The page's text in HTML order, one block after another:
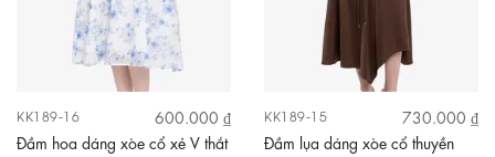
KK189-16
600.000 ₫
Đầm hoa dáng xòe cổ xẻ V thắt
KK189-15
730.000 ₫
Đầm lụa dáng xòe cổ thuyền